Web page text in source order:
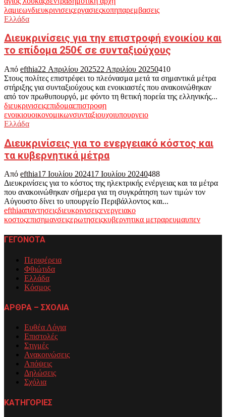
λαμιεωνδιευκρινισειςεργασιεςκοπηπαρεμβασεις
Ελλάδα
Διευκρινίσεις για την επιστροφή ενοικίου και
το επίδομα 250€ σε συνταξιούχους
Από efthia22 Απριλίου 202522 Απριλίου 20250410
Στους πολίτες επιστρέφει το πλεόνασμα μετά τα σημαντικά μέτρα
στήριξης για συνταξιούχους και ενοικιαστές που ανακοινώθηκαν
από τον πρωθυπουργό, με φόντο τη θετική πορεία της ελληνικής...
διευκρινισειςεπιδομαεπιστροφη
ενοικιουοικονομικωνσυνταξιουχοιυπουργειο
Ελλάδα
Διευκρινίσεις για το ενεργειακό κόστος και
τα κυβερνητικά μέτρα
Από efthia17 Ιουλίου 202417 Ιουλίου 20240488
Διευκρινίσεις για το κόστος της ηλεκτρικής ενέργειας και τα μέτρα
που ανακοινώθηκαν σήμερα για τη συγκράτηση των τιμών τον
Αύγουστο δίνει το υπουργείο Περιβάλλοντος και...
efthiaαπαντησειςδιευκρινισειςενεργειακο
κοστοςεπισημανσειςερωτησειςκυβερνητικα μετραρευμαυπεν
ΓΕΓΟΝΟΤΑ
Περιφέρεια
Φθιώτιδα
Ελλάδα
Κόσμος
ΑΡΘΡΑ – ΣΧΟΛΙΑ
Ευθέα Λόγια
Επιστολές
Στιγμές
Ανακοινώσεις
Απόψεις
Δηλώσεις
Σχόλια
ΚΑΤΗΓΟΡΙΕΣ